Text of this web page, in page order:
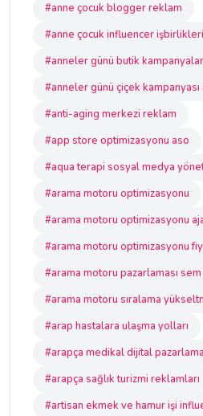
#anne çocuk blogger reklam
#anne çocuk influencer işbirlikleri
#anneler günü butik
#anneler günü çiçek kampanyası
#anti-aging merkezi reklam
#app store optimizasyonu aso
#aqua terapi sosyal medya
#arama motoru optimizasyonu
#arama motoru optimizasyonu
#arama motoru optimizasyonu
#arama motoru pazarlaması sem
#arama motoru sıralama
#arap hastalara ulaşma yolları
#arapça medikal dijital pazarlama
#arapça sağlık turizmi reklamları
#artisan ekmek ve hamur işi